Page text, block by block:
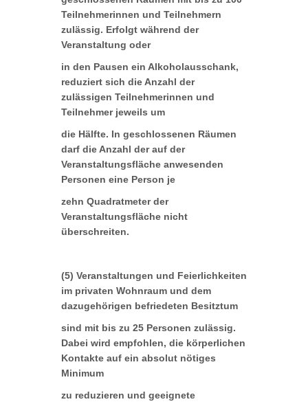
Teilnehmerinnen und Teilnehmern
zulässig. Erfolgt während der
Veranstaltung oder
in den Pausen ein Alkoholausschank,
reduziert sich die Anzahl der
zulässigen Teilnehmerinnen und
Teilnehmer jeweils um
die Hälfte. In geschlossenen Räumen
darf die Anzahl der auf der
Veranstaltungsfläche anwesenden
Personen eine Person je
zehn Quadratmeter der
Veranstaltungsfläche nicht
überschreiten.
(5) Veranstaltungen und Feierlichkeiten
im privaten Wohnraum und dem
dazugehörigen befriedeten Besitztum
sind mit bis zu 25 Personen zulässig.
Dabei wird empfohlen, die körperlichen
Kontakte auf ein absolut nötiges
Minimum
zu reduzieren und geeignete